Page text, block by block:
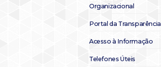
Organizacional
Portal da Transparência
Acesso à Informação
Telefones Úteis